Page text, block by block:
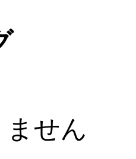
せん